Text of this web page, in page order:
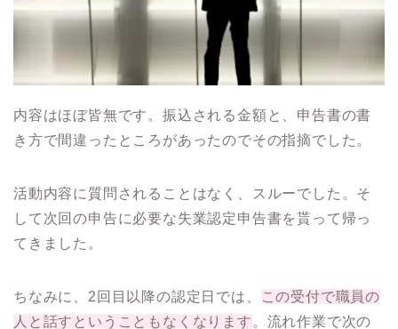
内容はほぼ皆無です。振込される金額と、申告書の書
き方で間違ったところがあったのでその指摘でした。
活動内容に質問されることはなく、スルーでした。そ
して次回の申告に必要な失業認定申告書を貰って帰っ
てきました。
ちなみに、2回目以降の認定日では、
この受付で職員の
人と話すということもなくなります 。流れ作業で次の